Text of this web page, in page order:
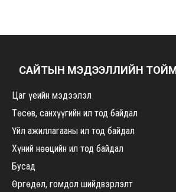
САЙТЫН МЭДЭЭЛЛИЙН
Цаг үеийн мэдээлэл
Төсөв, санхүүгийн ил тод байдал
Үйл ажиллагааны ил тод байдал
Хүний нөөцийн ил тод байдал
Бусад
Өргөдөл, гомдол шийдвэрлэлт